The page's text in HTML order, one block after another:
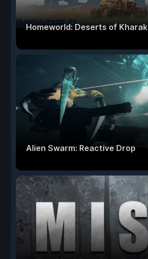
Homeworld: Deserts of Kharak
Alien Swarm: Reactive Drop